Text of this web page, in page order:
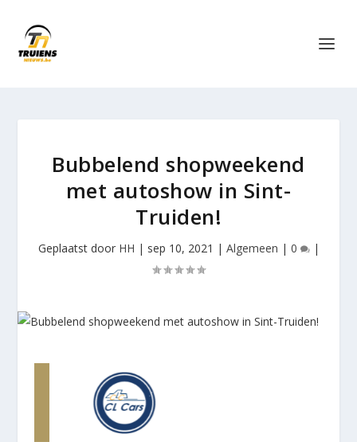
Bubbelend shopweekend
met autoshow in Sint-
Truiden!
Geplaatst door HH | sep 10, 2021 | Algemeen | 0 |